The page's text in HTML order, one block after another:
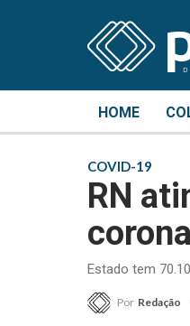
HOME
COVID-19
RN
Estado tem
Por Redação